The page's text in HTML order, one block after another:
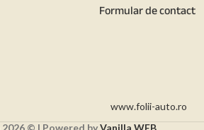
Formular de contact
www.folii-auto.ro
2026 © | Powered byVanilla WEB